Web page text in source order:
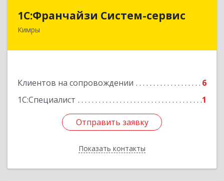
1С:Франчайзи Систем-сервис
Кимры
Клиентов на сопровождении
6
1С:Специалист
1
Отправить заявку
Показать контакты
1С:Франчайзи Систем-сервис
Отправить заявку
Назад